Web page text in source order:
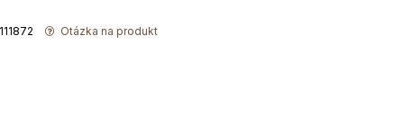
Otázka na produkt